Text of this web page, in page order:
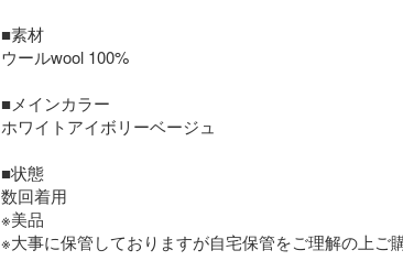
■素材
ウールwool 100%
■メインカラー
ホワイトアイボリーベージュ
■状態
数回着用
※美品
※大事に保管しておりますが自宅保管をご理解の上ご